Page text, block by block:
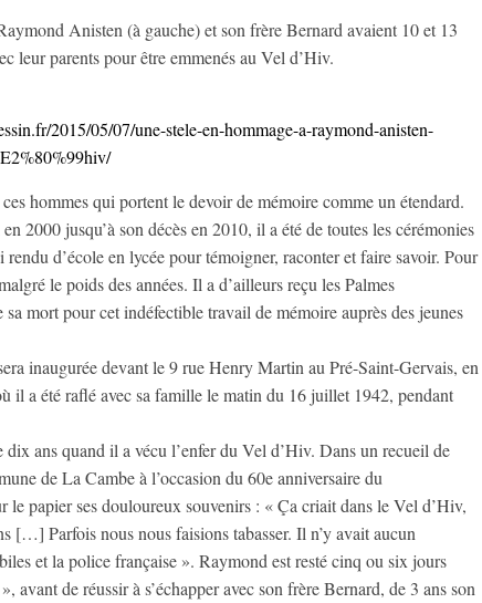
Anisten (à gauche) et son frère Bernard avaient 10 et 13
leur parents pour être emmenés au Vel d’Hiv.
2015/05/07/une-stele-en-hommage-a-raymond-anisten-
hommes qui portent le devoir de mémoire comme un étendard.
2000 jusqu’à son décès en 2010, il a été de toutes les cérémonies
rendu d’école en lycée pour témoigner, raconter et faire savoir. Pour
le poids des années. Il a d’ailleurs reçu les Palmes
sa mort pour cet indéfectible travail de mémoire auprès des jeunes
inaugurée devant le 9 rue Henry Martin au Pré-Saint-Gervais, en
il a été raflé avec sa famille le matin du 16 juillet 1942, pendant
ans quand il a vécu l’enfer du Vel d’Hiv. Dans un recueil de
de La Cambe à l’occasion du 60e anniversaire du
le papier ses douloureux souvenirs : « Ça criait dans le Vel d’Hiv,
[…] Parfois nous nous faisions tabasser. Il n’y avait aucun
et la police française ». Raymond est resté cinq ou six jours
avant de réussir à s’échapper avec son frère Bernard, de 3 ans son